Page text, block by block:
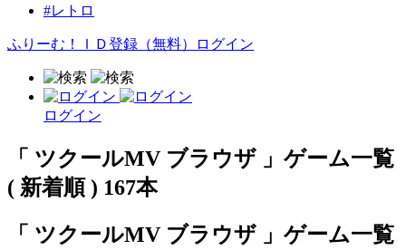
#レトロ
ふりーむ！ＩＤ登録（無料） ログイン
ログイン
「 ツクールMV ブラウザ 」ゲーム一覧
( 新着順 ) 167本
「 ツクールMV ブラウザ 」ゲーム一覧